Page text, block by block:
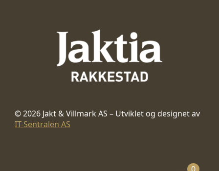
© 2026 Jakt & Villmark AS – Utviklet og designet av
IT-Sentralen AS